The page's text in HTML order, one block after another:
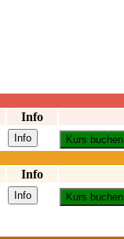
Info
Info Kurs buchen
Info
Info Kurs buchen